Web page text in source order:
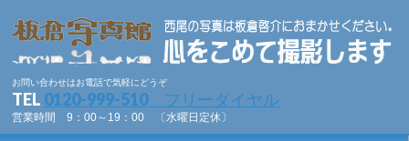
お問い合わせはお電話で気軽にどうぞ
TEL 0120-999-510 フリーダイヤル
営業時間 9：00～19：00 〔水曜日定休〕